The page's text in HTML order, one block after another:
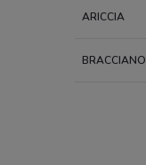
ARICCIA
BRACCIANO